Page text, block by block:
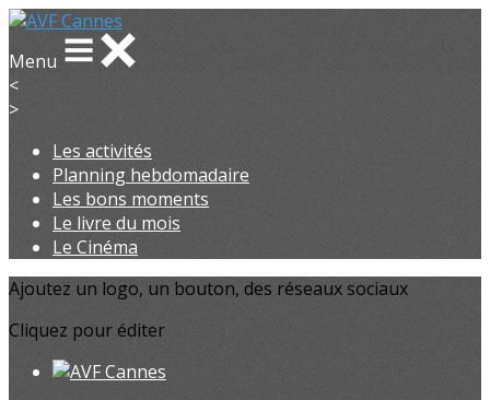
Menu
<
>
Les activités
Planning hebdomadaire
Les bons moments
Le livre du mois
Le Cinéma
Ajoutez un logo, un bouton, des réseaux sociaux
Cliquez pour éditer